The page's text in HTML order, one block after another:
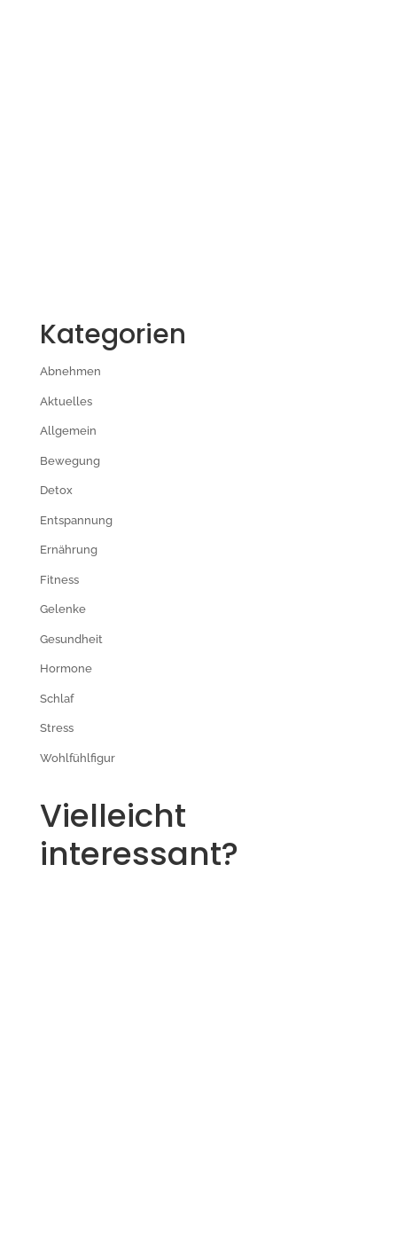
Kategorien
Abnehmen
Aktuelles
Allgemein
Bewegung
Detox
Entspannung
Ernährung
Fitness
Gelenke
Gesundheit
Hormone
Schlaf
Stress
Wohlfühlfigur
Vielleicht
interessant?